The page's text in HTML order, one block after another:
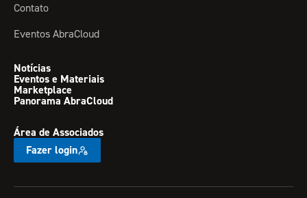
Contato
Eventos AbraCloud
Notícias
Eventos e Materiais
Marketplace
Panorama AbraCloud
Área de Associados
Fazer login